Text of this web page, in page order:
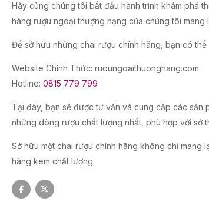
Hãy cùng chúng tôi bắt đầu hành trình khám phá
hàng rượu ngoại thượng hạng của chúng tôi mang
Để sở hữu những chai rượu chính hãng, bạn có
Website Chính Thức: ruoungoaithuonghang.com
Hotline: 0815 779 799
Tại đây, bạn sẽ được tư vấn và cung cấp các sản
những dòng rượu chất lượng nhất, phù hợp với sở
Sở hữu một chai rượu chính hãng không chỉ
hàng kém chất lượng.